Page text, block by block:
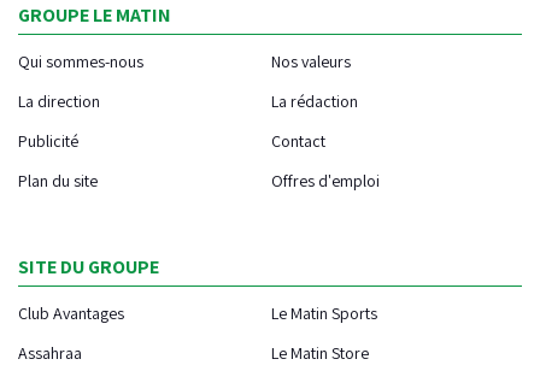
GROUPE LE MATIN
Qui sommes-nous
Nos valeurs
La direction
La rédaction
Publicité
Contact
Plan du site
Offres d'emploi
SITE DU GROUPE
Club Avantages
Le Matin Sports
Assahraa
Le Matin Store